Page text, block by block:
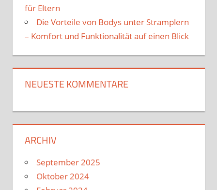
für Eltern
Die Vorteile von Bodys unter Stramplern
– Komfort und Funktionalität auf einen Blick
NEUESTE KOMMENTARE
ARCHIV
September 2025
Oktober 2024